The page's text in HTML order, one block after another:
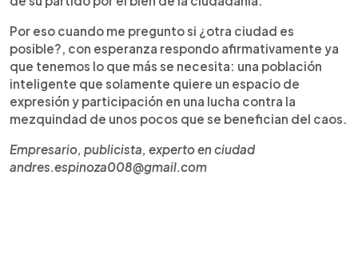
Por eso cuando me pregunto si ¿otra ciudad es
posible?, con esperanza respondo afirmativamente ya
que tenemos lo que más se necesita: una población
inteligente que solamente quiere un espacio de
expresión y participación en una lucha contra la
mezquindad de unos pocos que se benefician del caos.
Empresario, publicista, experto en ciudad
andres.espinoza008@gmail.com